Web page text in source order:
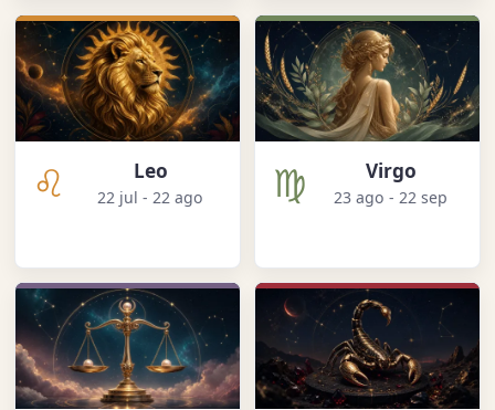
♌ Leo
22 jul - 22 ago ♍ Virgo
23 ago - 22 sep